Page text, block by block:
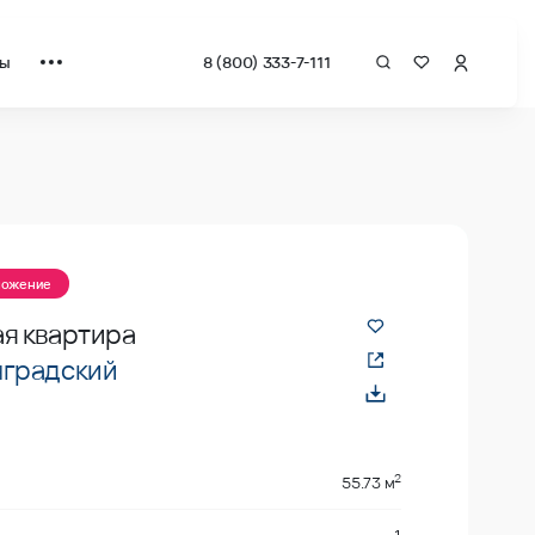
8 (800) 333-7-111
квартира
55.73 м2